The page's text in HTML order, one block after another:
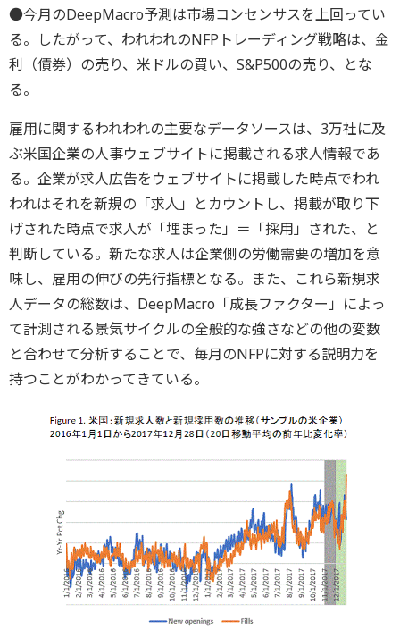
●今月のDeepMacro予測は市場コンセンサスを上回ってい
る。したがって、われわれのNFPトレーディング戦略は、金
利（債券）の売り、米ドルの買い、S&P500の売り、とな
る。
雇用に関するわれわれの主要なデータソースは、3万社に及
ぶ米国企業の人事ウェブサイトに掲載される求人情報であ
る。企業が求人広告をウェブサイトに掲載した時点でわれ
われはそれを新規の「求人」とカウントし、掲載が取り下
げされた時点で求人が「埋まった」＝「採用」された、と
判断している。新たな求人は企業側の労働需要の増加を意
味し、雇用の伸びの先行指標となる。また、これら新規求
人データの総数は、DeepMacro「成長ファクター」によっ
て計測される景気サイクルの全般的な強さなどの他の変数
と合わせて分析することで、毎月のNFPに対する説明力を
持つことがわかってきている。